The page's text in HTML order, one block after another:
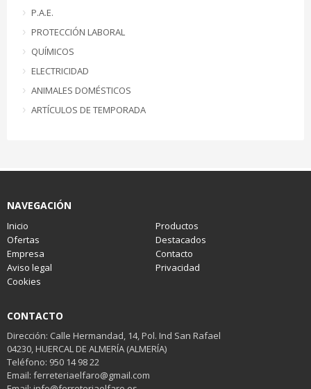
P.A.E.
PROTECCIÓN LABORAL
QUÍMICOS
ELECTRICIDAD
ANIMALES DOMÉSTICOS
ARTÍCULOS DE TEMPORADA
NAVEGACIÓN
Inicio
Productos
Ofertas
Destacados
Empresa
Contacto
Aviso legal
Privacidad
Cookies
CONTACTO
Dirección: Calle Hermandad, 14, Pol. Ind San Rafael
04230, HUERCAL DE ALMERÍA (ALMERÍA)
Teléfono: 950 14 98 22
Email: ferreteriaelfaro@gmail.com